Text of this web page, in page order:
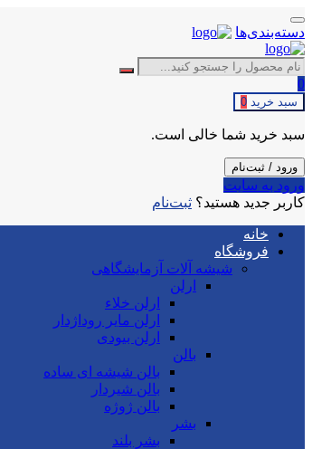
دسته‌بندی‌ها
0
سبد خرید 0
سبد خرید شما خالی است.
ورود / ثبت‌نام
ورود به سایت
کاربر جدید هستید؟ ثبت‌نام
خانه
فروشگاه
شیشه آلات آزمایشگاهی
ارلن
ارلن خلاء
ارلن مایر روداژدار
ارلن بیودی
بالن
بالن شیشه ای ساده
بالن شیردار
بالن ژوژه
بشر
بشر بلند